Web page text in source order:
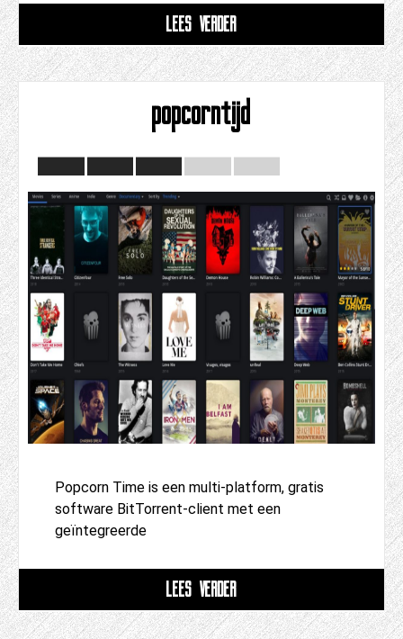
LEES VERDER
popcorntijd
Popcorn Time is een multi-platform, gratis
software BitTorrent-client met een
geïntegreerde
LEES VERDER